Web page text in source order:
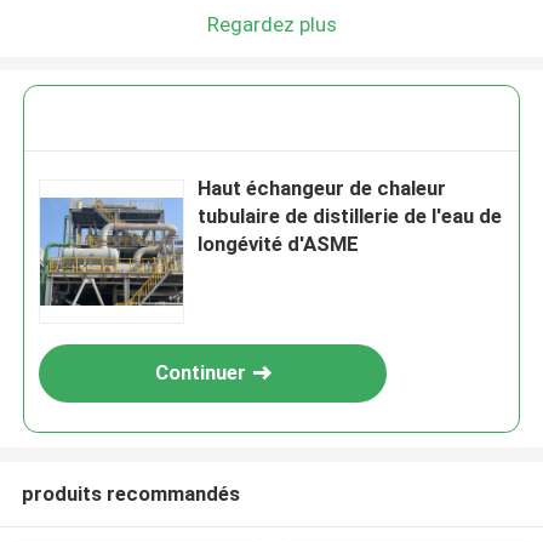
Regardez plus
Haut échangeur de chaleur
tubulaire de distillerie de l'eau de
longévité d'ASME
Continuer
produits recommandés